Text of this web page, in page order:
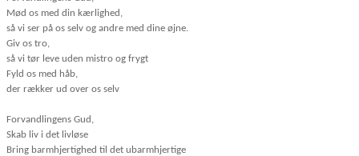
Mød os med din kærlighed,
så vi ser på os selv og andre med dine øjne.
Giv os tro,
så vi tør leve uden mistro og frygt
Fyld os med håb,
der rækker ud over os selv
Forvandlingens Gud,
Skab liv i det livløse
Bring barmhjertighed til det ubarmhjertige